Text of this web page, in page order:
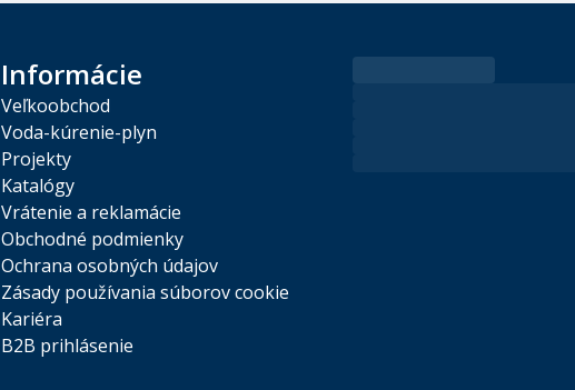
Informácie
Veľkoobchod
Voda-kúrenie-plyn
Projekty
Katalógy
Vrátenie a reklamácie
Obchodné podmienky
Ochrana osobných údajov
Zásady používania súborov cookie
Kariéra
B2B prihlásenie